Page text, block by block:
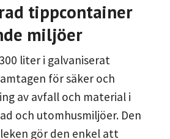
tippcontainer
miljöer
liter i galvaniserat
för säker och
av avfall och material i
och utomhusmiljöer. Den
gör den enkel att